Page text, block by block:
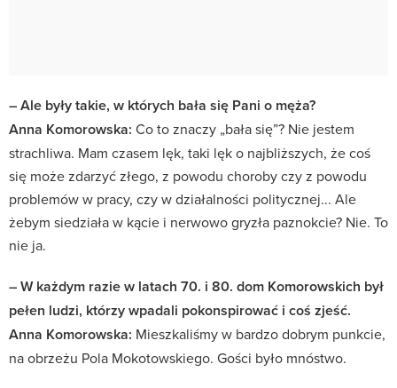
– Ale były takie, w których bała się Pani o męża?
Anna Komorowska: Co to znaczy „bała się”? Nie jestem
strachliwa. Mam czasem lęk, taki lęk o najbliższych, że coś
się może zdarzyć złego, z powodu choroby czy z powodu
problemów w pracy, czy w działalności politycznej... Ale
żebym siedziała w kącie i nerwowo gryzła paznokcie? Nie. To
nie ja.
– W każdym razie w latach 70. i 80. dom Komorowskich był
pełen ludzi, którzy wpadali pokonspirować i coś zjeść.
Anna Komorowska: Mieszkaliśmy w bardzo dobrym punkcie,
na obrzeżu Pola Mokotowskiego. Gości było mnóstwo.